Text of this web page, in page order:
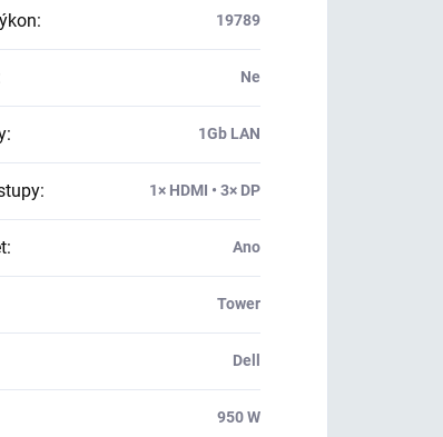
: 19789
Ne
: 1Gb LAN
: 1× HDMI • 3× DP
: Ano
Tower
Dell
950 W